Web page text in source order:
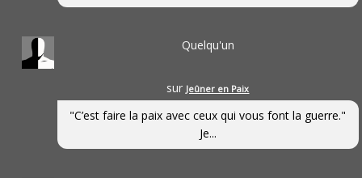
Quelqu'un
sur Jeûner en Paix
"C’est faire la paix avec ceux qui vous font la guerre."
Je...